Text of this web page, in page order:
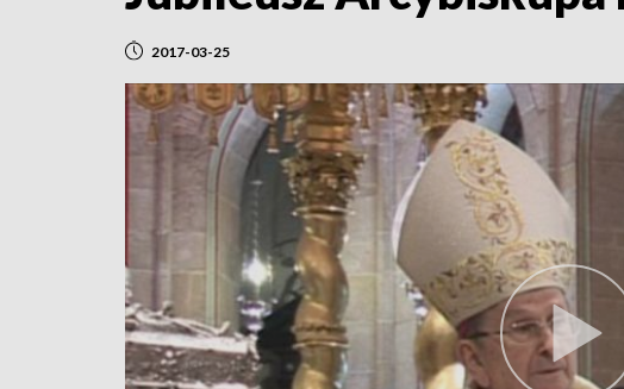
2017-03-25